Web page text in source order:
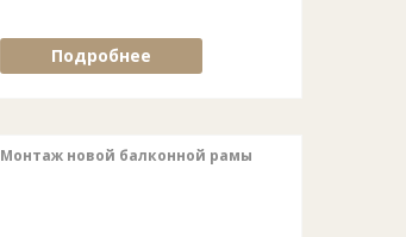
Подробнее
Монтаж новой балконной рамы